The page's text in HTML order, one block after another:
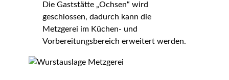
Die Gaststätte „Ochsen“ wird
geschlossen, dadurch kann die
Metzgerei im Küchen- und
Vorbereitungsbereich erweitert werden.